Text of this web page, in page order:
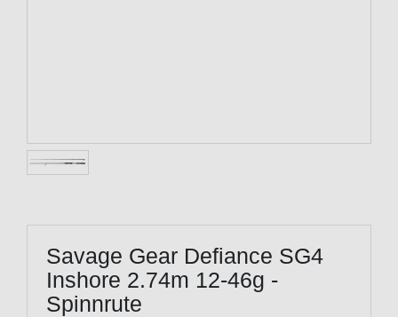
Savage Gear Defiance SG4
Inshore 2.74m 12-46g -
Spinnrute